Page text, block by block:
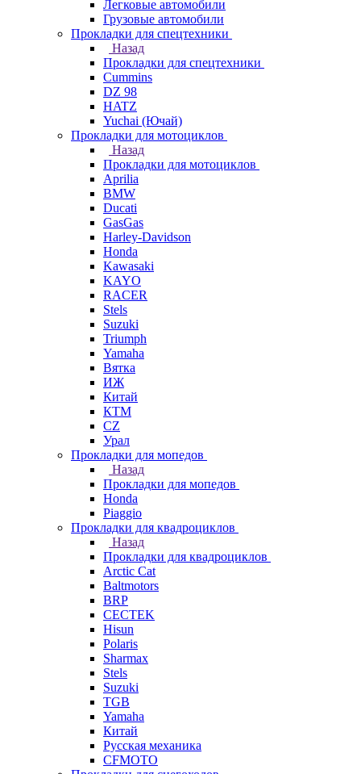
Легковые автомобили
Грузовые автомобили
Прокладки для спецтехники
Назад
Прокладки для спецтехники
Cummins
DZ 98
HATZ
Yuchai (Ючай)
Прокладки для мотоциклов
Назад
Прокладки для мотоциклов
Aprilia
BMW
Ducati
GasGas
Harley-Davidson
Honda
Kawasaki
KAYO
RACER
Stels
Suzuki
Triumph
Yamaha
Вятка
ИЖ
Китай
КТМ
СZ
Урал
Прокладки для мопедов
Назад
Прокладки для мопедов
Honda
Piaggio
Прокладки для квадроциклов
Назад
Прокладки для квадроциклов
Arctic Cat
Baltmotors
BRP
CECTEK
Hisun
Polaris
Sharmax
Stels
Suzuki
TGB
Yamaha
Китай
Русская механика
СFMOTO